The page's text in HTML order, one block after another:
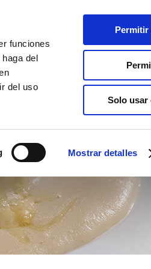
funciones
del
del uso
Mostrar detalles
Permitir
Solo usar